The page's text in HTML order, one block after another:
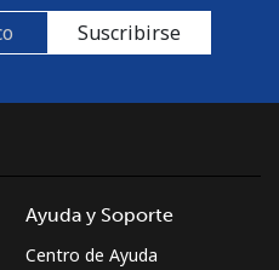
Suscribirse
Ayuda y Soporte
Centro de Ayuda